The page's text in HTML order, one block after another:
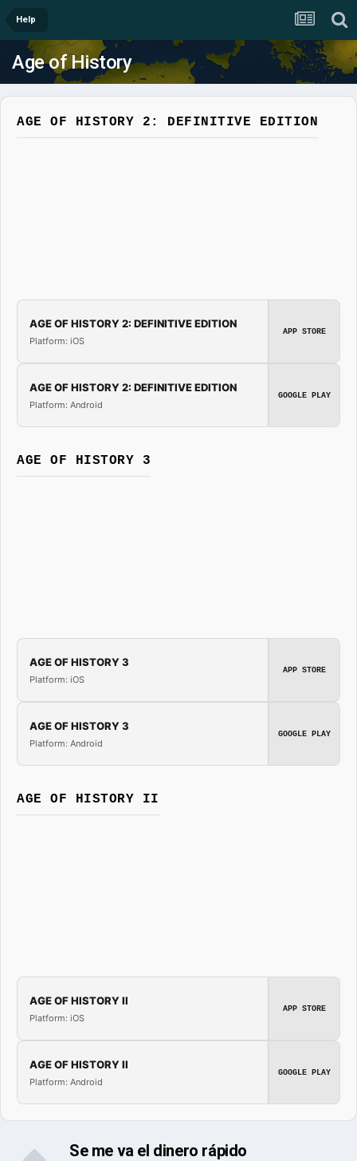
Help
Age of History
AGE OF HISTORY 2: DEFINITIVE EDITION
AGE OF HISTORY 2: DEFINITIVE EDITION
Platform: iOS
APP STORE
AGE OF HISTORY 2: DEFINITIVE EDITION
Platform: Android
GOOGLE PLAY
AGE OF HISTORY 3
AGE OF HISTORY 3
Platform: iOS
APP STORE
AGE OF HISTORY 3
Platform: Android
GOOGLE PLAY
AGE OF HISTORY II
AGE OF HISTORY II
Platform: iOS
APP STORE
AGE OF HISTORY II
Platform: Android
GOOGLE PLAY
Se me va el dinero rápido